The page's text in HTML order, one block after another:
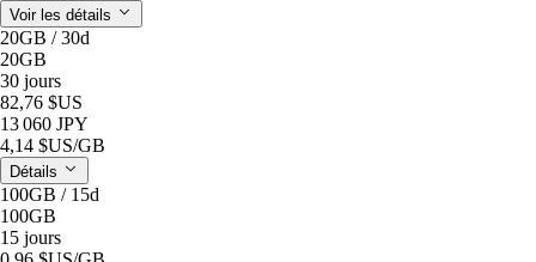
Voir les détails
20GB / 30d
20GB
30 jours
82,76 $US
13 060 JPY
4,14 $US/GB
Détails
100GB / 15d
100GB
15 jours